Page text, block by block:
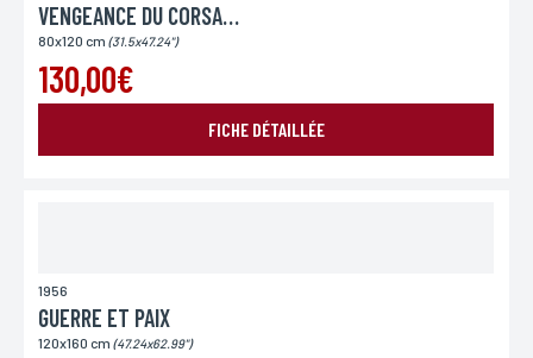
VENGEANCE DU CORSAIRE
80x120 cm (31.5x47.24")
130,00€
FICHE DÉTAILLÉE
1956
GUERRE ET PAIX
120x160 cm (47.24x62.99")